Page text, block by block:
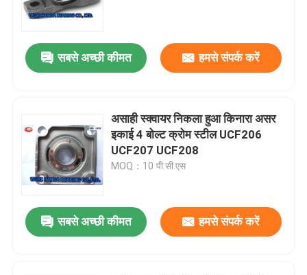
सबसे अच्छी कीमत हमसे संपर्क करें
असाही स्क्वायर निकला हुआ किनारा असर
इकाई 4 बोल्ट क्रोम स्टील UCF206
UCF207 UCF208
MOQ：10 पी.सी.एस
सबसे अच्छी कीमत हमसे संपर्क करें